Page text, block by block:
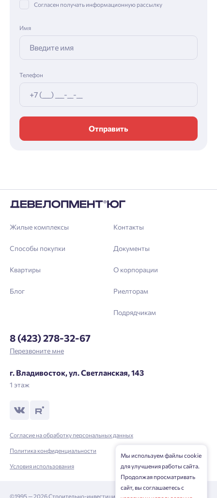
Согласен получать информационную рассылку
Имя
Телефон
Отправить
Жилые комплексы
Способы покупки
Квартиры
Блог
Контакты
Документы
О корпорации
Риелторам
Подрядчикам
8 (423) 278-32-67
Перезвоните мне
г. Владивосток, ул. Светланская, 143
1 этаж
Согласие на обработку персональных данных
Политика конфиденциальности
Условия использования
©1995 — 2026 Строительно-инвестиционная корпорация
Мы используем файлы cookie
для улучшения работы сайта.
Продолжая просматривать
сайт, вы соглашаетесь с